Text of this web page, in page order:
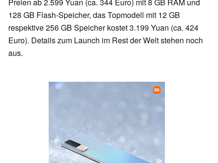
Preien ab 2.599 Yuan (ca. 344 Euro) mit 8 GB RAM und
128 GB Flash-Speicher, das Topmodell mit 12 GB
respektive 256 GB Speicher kostet 3.199 Yuan (ca. 424
Euro). Details zum Launch im Rest der Welt stehen noch
aus.